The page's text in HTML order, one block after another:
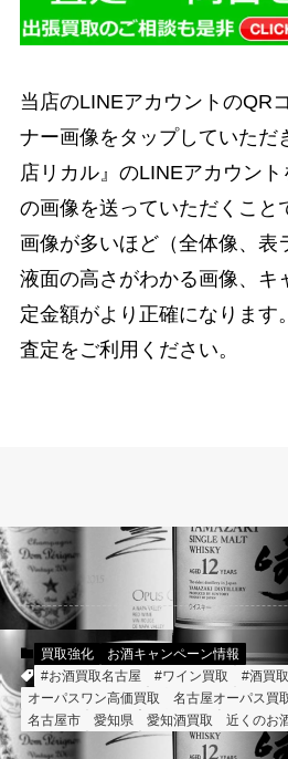
当店のLINEアカウントのQR
ナー画像をタップしていただ
店リカル』のLINEアカウン
の画像を送っていただくこと
画像が多いほど（全体像、表
液面の高さがわかる画像、キ
定金額がより正確になります
査定をご利用ください。
買取強化
お酒キャンペーン情報
#お酒買取名古屋
#ワイン買取 #酒買
オーパスワン高価買取
名古屋オーパス買
名古屋市
愛知県 愛知酒買取 近くのお